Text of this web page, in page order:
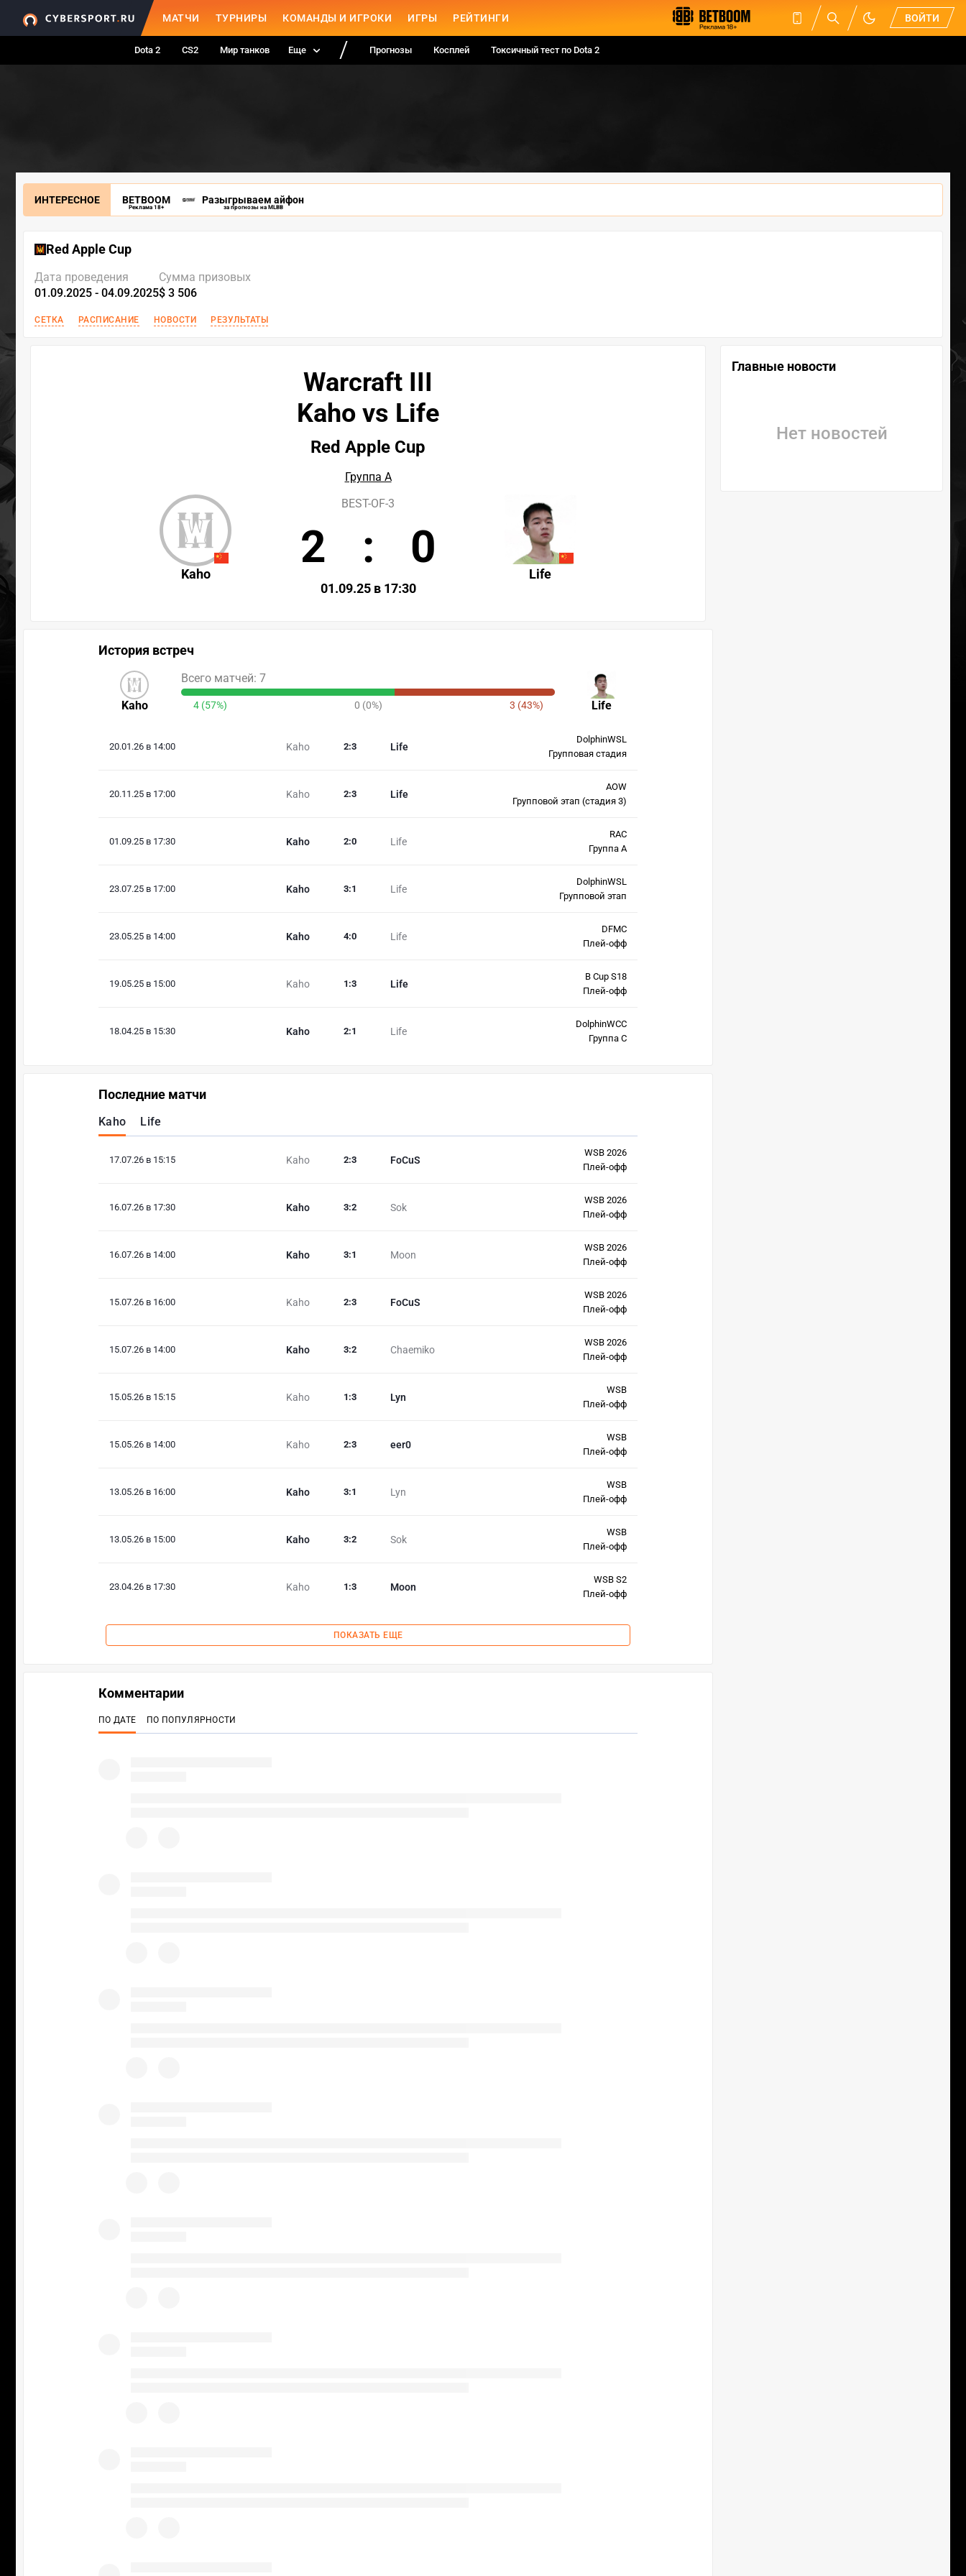
МАТЧИ ТУРНИРЫ КОМАНДЫ И ИГРОКИ ИГРЫ РЕЙТИНГИ ВОЙТИ
Dota 2 CS2 Мир танков Еще Прогнозы Косплей Токсичный тест по Dota 2
ИНТЕРЕСНОЕ BETBOOM
Реклама 18+
Разыгрываем айфон
за прогнозы на MLBB
Red Apple Cup
Дата проведения
01.09.2025 - 04.09.2025
Сумма призовых
$ 3 506
СЕТКА РАСПИСАНИЕ НОВОСТИ РЕЗУЛЬТАТЫ
Warcraft III
Kaho vs Life
Red Apple Cup
Группа А
Kaho Life
BEST-OF-3
2 : 0
01.09.25 в 17:30
История встреч
Kaho Life
Всего матчей: 7
4 (57%) 0 (0%) 3 (43%)
20.01.26 в 14:00 Kaho Life
2:3
DolphinWSL
Групповая стадия
20.11.25 в 17:00 Kaho Life
2:3
AOW
Групповой этап (стадия 3)
01.09.25 в 17:30 Kaho Life
2:0
RAC
Группа А
23.07.25 в 17:00 Kaho Life
3:1
DolphinWSL
Групповой этап
23.05.25 в 14:00 Kaho Life
4:0
DFMC
Плей-офф
19.05.25 в 15:00 Kaho Life
1 :3
B Cup S18
Плей-офф
18.04.25 в 15:30 Kaho Life
2:1
DolphinWCC
Группа C
Последние матчи
Kaho Life
17.07.26 в 15:15 Kaho FoCuS
2:3
WSB 2026
Плей-офф
16.07.26 в 17:30 Kaho Sok
3:2
WSB 2026
Плей-офф
16.07.26 в 14:00 Kaho Moon
3:1
WSB 2026
Плей-офф
15.07.26 в 16:00 Kaho FoCuS
2:3
WSB 2026
Плей-офф
15.07.26 в 14:00 Kaho Chaemiko
3:2
WSB 2026
Плей-офф
15.05.26 в 15:15 Kaho Lyn
1 :3
WSB
Плей-офф
15.05.26 в 14:00 Kaho eer0
2:3
WSB
Плей-офф
13.05.26 в 16:00 Kaho Lyn
3:1
WSB
Плей-офф
13.05.26 в 15:00 Kaho Sok
3:2
WSB
Плей-офф
23.04.26 в 17:30 Kaho Moon
1 :3
WSB S2
Плей-офф
ПОКАЗАТЬ ЕЩЕ
Главные новости
Нет новостей
Комментарии
ПО ДАТЕ ПО ПОПУЛЯРНОСТИ